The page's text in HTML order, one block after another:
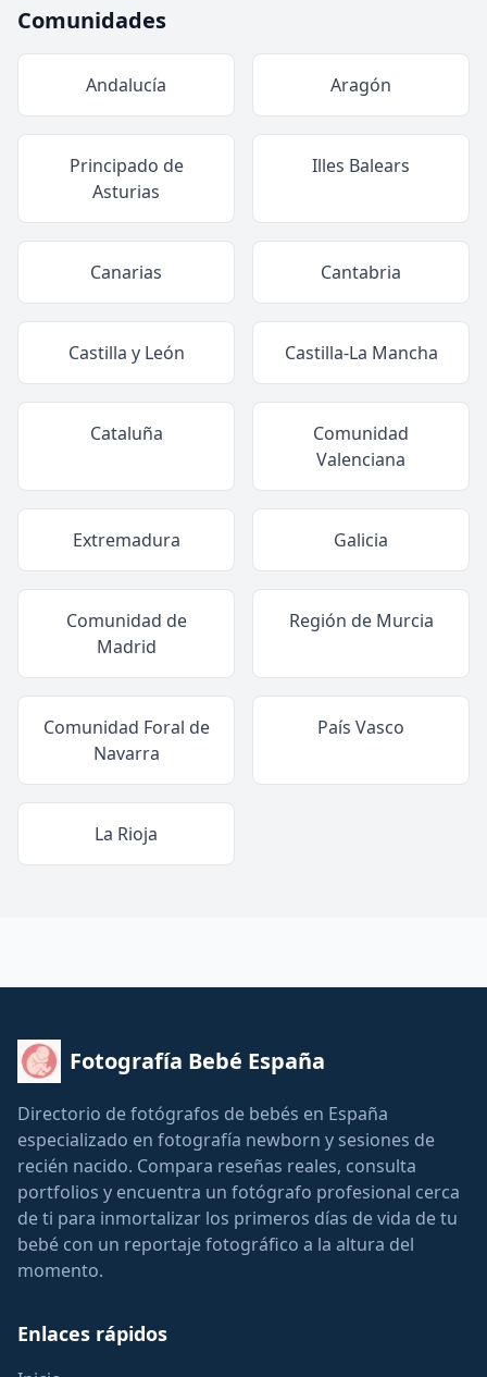
Comunidades
Andalucía Aragón
Principado de
Asturias
Illes Balears
Canarias Cantabria
Castilla y León Castilla-La Mancha
Cataluña
Comunidad
Valenciana
Extremadura Galicia
Comunidad de
Madrid
Región de Murcia
Comunidad Foral de
Navarra
País Vasco
La Rioja
Fotografía Bebé España
Directorio de fotógrafos de bebés en España
especializado en fotografía newborn y sesiones de
recién nacido. Compara reseñas reales, consulta
portfolios y encuentra un fotógrafo profesional cerca
de ti para inmortalizar los primeros días de vida de tu
bebé con un reportaje fotográfico a la altura del
momento.
Enlaces rápidos